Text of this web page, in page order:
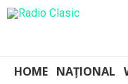
HOME NAȚIONAL